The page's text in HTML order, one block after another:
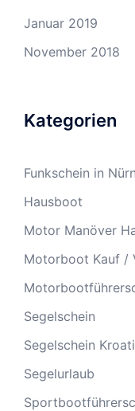
Januar 2019
November 2018
Kategorien
Funkschein in
Hausboot
Motor Manöver
Motorboot Kauf /
Segelschein
Segelschein
Segelurlaub